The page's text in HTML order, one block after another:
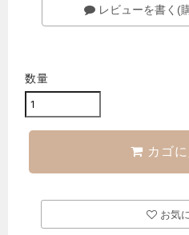
レビューを書く(
数量
カゴ
お気